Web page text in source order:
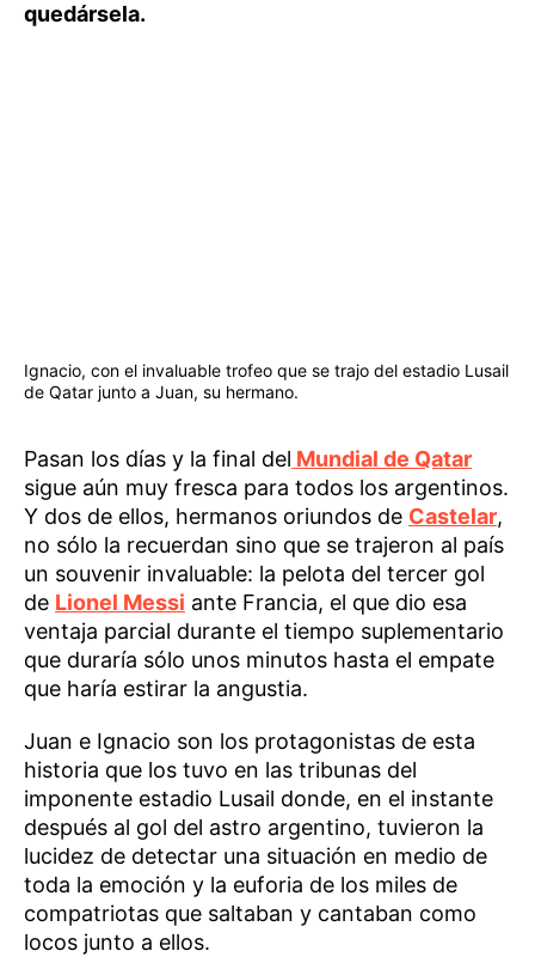
quedársela.
Ignacio, con el invaluable trofeo que se trajo del estadio Lusail
de Qatar junto a Juan, su hermano.
Pasan los días y la final del Mundial de Qatar
sigue aún muy fresca para todos los argentinos.
Y dos de ellos, hermanos oriundos de Castelar,
no sólo la recuerdan sino que se trajeron al país
un souvenir invaluable: la pelota del tercer gol
de Lionel Messi ante Francia, el que dio esa
ventaja parcial durante el tiempo suplementario
que duraría sólo unos minutos hasta el empate
que haría estirar la angustia.
Juan e Ignacio son los protagonistas de esta
historia que los tuvo en las tribunas del
imponente estadio Lusail donde, en el instante
después al gol del astro argentino, tuvieron la
lucidez de detectar una situación en medio de
toda la emoción y la euforia de los miles de
compatriotas que saltaban y cantaban como
locos junto a ellos.